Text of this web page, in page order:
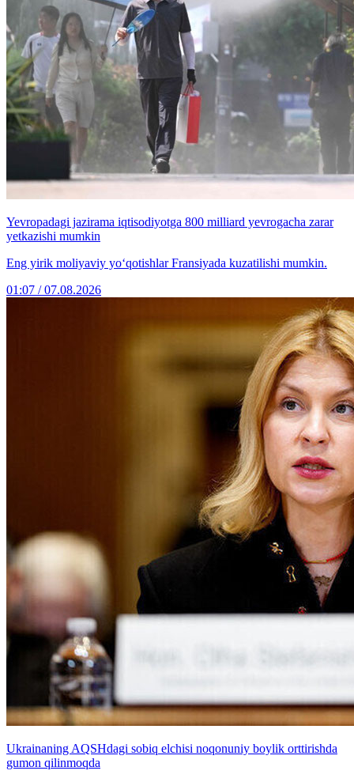
Yevropadagi jazirama iqtisodiyotga 800 milliard yevrogacha zarar
yetkazishi mumkin
Eng yirik moliyaviy yo‘qotishlar Fransiyada kuzatilishi mumkin.
01:07 / 07.08.2026
Ukrainaning AQSHdagi sobiq elchisi noqonuniy boylik orttirishda
gumon qilinmoqda